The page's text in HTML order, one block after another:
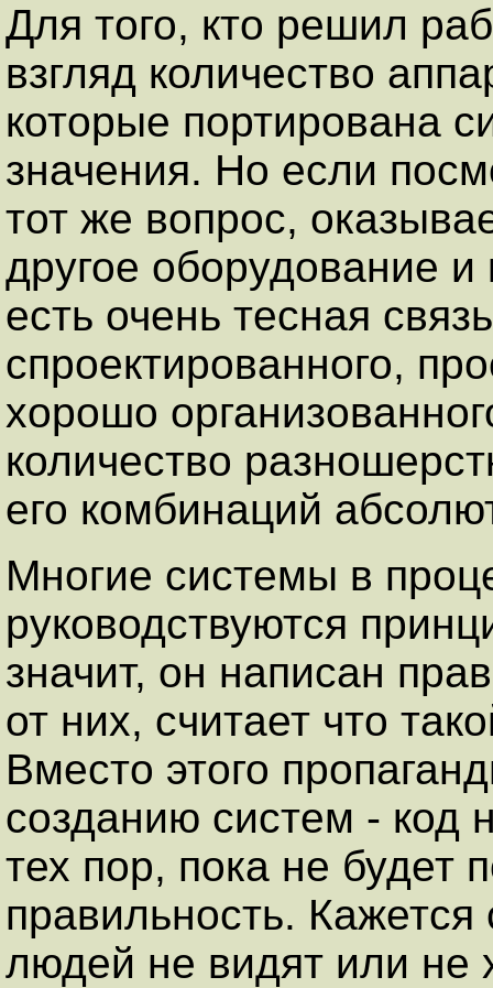
Для того, кто решил
взгляд количество
которые портирована
значения. Но если
тот же вопрос,
другое оборудование и
есть очень тесная
спроектированного,
хорошо
количество
его комбинаций
Многие системы в
руководствуются
значит, он написан
от них, считает что
Вместо этого
созданию систем - код
тех пор, пока не будет
правильность.
людей не видят или не